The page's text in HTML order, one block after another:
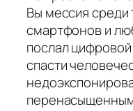
Вы мессия среди
смартфонов и
послал
спасти